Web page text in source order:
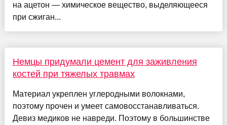
на ацетон — химическое вещество, выделяющееся
при сжиган...
Немцы придумали цемент для заживления
костей при тяжелых травмах
Материал укреплен углеродными волокнами,
поэтому прочен и умеет самовосстанавливаться.
Девиз медиков не навреди. Поэтому в большинстве